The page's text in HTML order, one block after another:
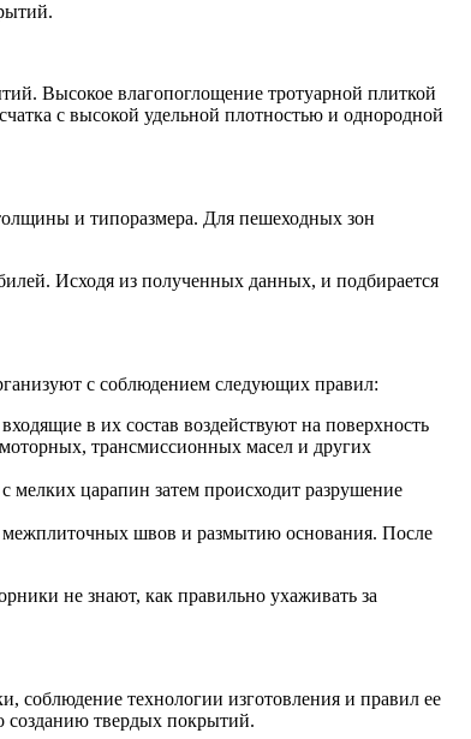
Высокое влагопоглощение тротуарной плиткой
с высокой удельной плотностью и однородной
и типоразмера. Для пешеходных зон
Исходя из полученных данных, и подбирается
с соблюдением следующих правил:
в их состав воздействуют на поверхность
трансмиссионных масел и других
мелких царапин затем происходит разрушение
межплиточных швов и размытию основания. После
не знают, как правильно ухаживать за
соблюдение технологии изготовления и правил ее
созданию твердых покрытий.